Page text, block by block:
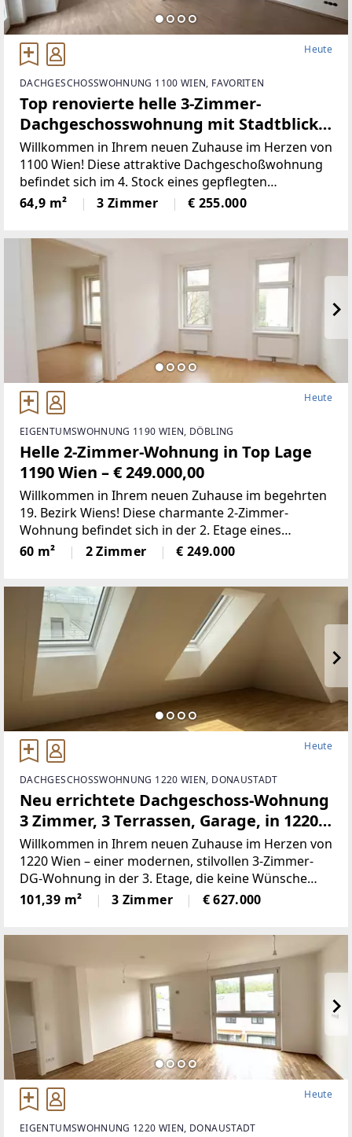
Heute
DACHGESCHOSSWOHNUNG 1100 WIEN, FAVORITEN
Top renovierte helle 3-Zimmer-
Dachgeschosswohnung mit Stadtblick
in 1100 Wien
Willkommen in Ihrem neuen Zuhause im Herzen von
1100 Wien! Diese attraktive Dachgeschoßwohnung
befindet sich im 4. Stock eines gepflegten
Mehrparteienhauses und bietet Ihnen auf
großzügigen 64,9 m² Wohnfläche ein angenehmes
64,9 m² 3 Zimmer € 255.000
Heute
EIGENTUMSWOHNUNG 1190 WIEN, DÖBLING
Helle 2-Zimmer-Wohnung in Top Lage
1190 Wien – € 249.000,00
Willkommen in Ihrem neuen Zuhause im begehrten
19. Bezirk Wiens! Diese charmante 2-Zimmer-
Wohnung befindet sich in der 2. Etage eines
gepflegten Hauses und bietet auf großzügigen 60
m² Wohnfläche ein durchdachtes Raumkonzept, das
60 m² 2 Zimmer € 249.000
Heute
DACHGESCHOSSWOHNUNG 1220 WIEN, DONAUSTADT
Neu errichtete Dachgeschoss-Wohnung
3 Zimmer, 3 Terrassen, Garage, in 1220
Wien mit klimaaktiv Bronze Zertifikat
Willkommen in Ihrem neuen Zuhause im Herzen von
1220 Wien – einer modernen, stilvollen 3-Zimmer-
DG-Wohnung in der 3. Etage, die keine Wünsche
offenlässt. Mit einer Wohnfläche von 101,39 m²
bietet diese Immobilie den perfekten Raum für
101,39 m² 3 Zimmer € 627.000
Heute
EIGENTUMSWOHNUNG 1220 WIEN, DONAUSTADT